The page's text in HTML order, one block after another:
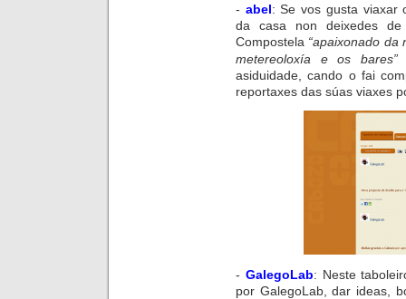
- abel: Se vos gusta viaxar
da casa non deixedes
Compostela “apaixonado da
metereoloxía e os bares”
asiduidade, cando o fai
reportaxes das súas viaxes
- GalegoLab: Neste
por GalegoLab, dar ideas,